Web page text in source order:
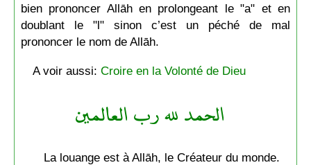
bien prononcer Allāh en prolongeant le "a" et en
doublant le "l" sinon c’est un péché de mal
prononcer le nom de Allāh.
A voir aussi: Croire en la Volonté de Dieu
الحمد لله رب العالمين
La louange est à Allāh, le Créateur du monde.